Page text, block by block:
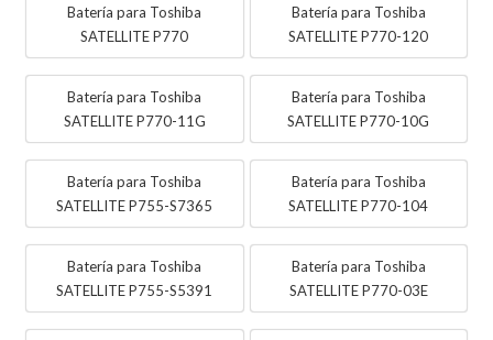
Batería para Toshiba
SATELLITE P770
Batería para Toshiba
SATELLITE P770-120
Batería para Toshiba
SATELLITE P770-11G
Batería para Toshiba
SATELLITE P770-10G
Batería para Toshiba
SATELLITE P755-S7365
Batería para Toshiba
SATELLITE P770-104
Batería para Toshiba
SATELLITE P755-S5391
Batería para Toshiba
SATELLITE P770-03E